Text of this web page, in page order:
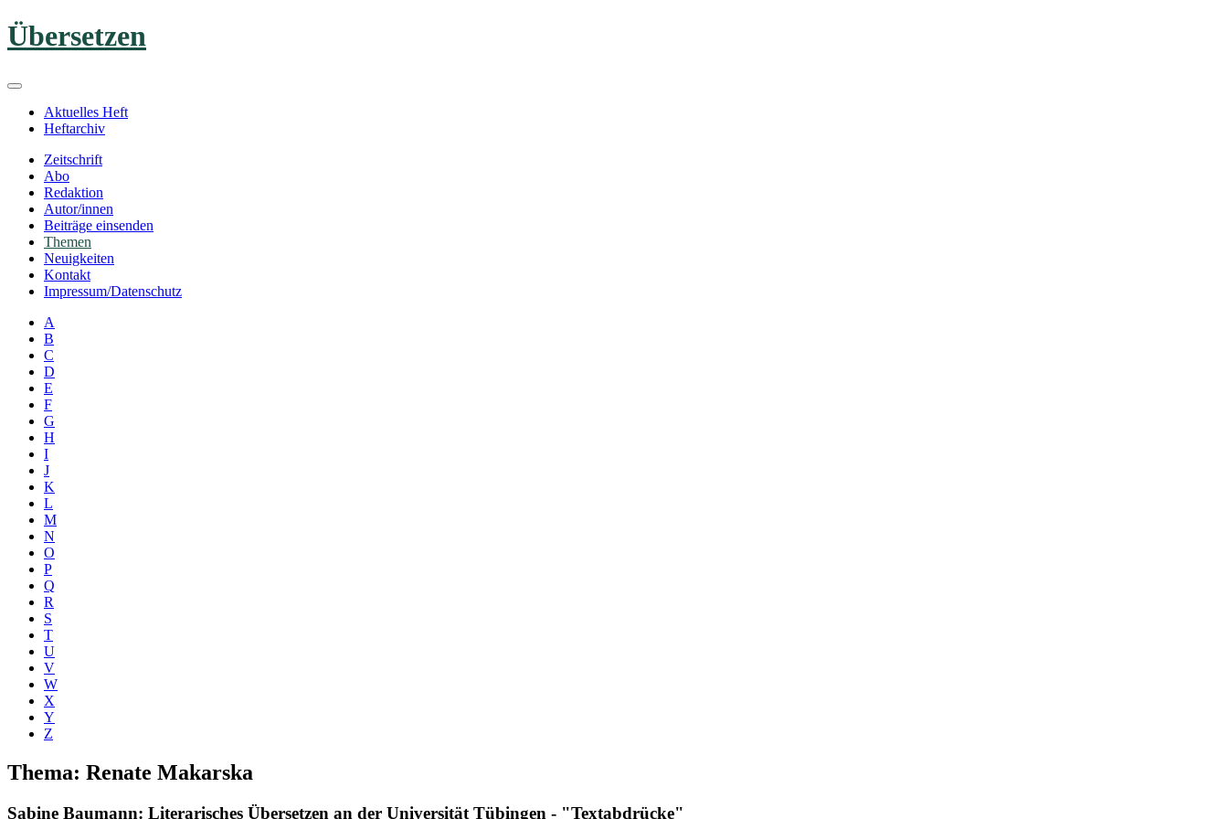
Zum
Inhalt
Übersetzen
Aktuelles Heft
Heftarchiv
Zeitschrift
Abo
Redaktion
Autor/innen
Beiträge einsenden
Themen
Neuigkeiten
Kontakt
Impressum/Datenschutz
A
B
C
D
E
F
G
H
I
J
K
L
M
N
O
P
Q
R
S
T
U
V
W
X
Y
Z
Thema: Renate Makarska
Sabine Baumann: Literarisches Übersetzen an der Universität Tübingen - "Textabdrücke"